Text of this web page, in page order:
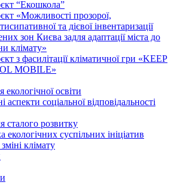
“Екошкола”
«Можливості прозорої,
та дієвої інвентаризації
зон Києва задля адаптації міста до
клімату»
з фасилітації кліматичної гри «KEEP
MOBILE»
екологічної освіти
аспекти соціальної відповідальності
сталого розвитку
екологічних суспільних ініціатив
клімату